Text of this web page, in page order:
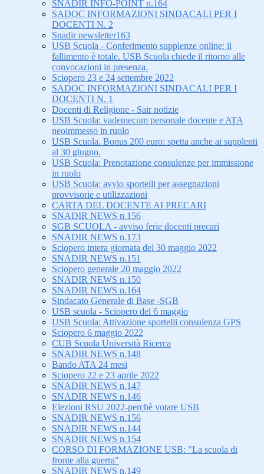
SNADIR INFO-POINT n.164
SADOC INFORMAZIONI SINDACALI PER I
DOCENTI N. 2
Snadir newsletter163
USB Scuola - Conferimento supplenze online: il
fallimento è totale. USB Scuola chiede il ritorno alle
convocazioni in presenza.
Sciopero 23 e 24 settembre 2022
SADOC INFORMAZIONI SINDACALI PER I
DOCENTI N. 1
Docenti di Religione - Sair notizie
USB Scuola: vademecum personale docente e ATA
neoimmesso in ruolo
USB Scuola. Bonus 200 euro: spetta anche ai supplenti
al 30 giugno.
USB Scuola: Prenotazione consulenze per immissione
in ruolo
USB Scuola: avvio sportelli per assegnazioni
provvisorie e utilizzazioni
CARTA DEL DOCENTE AI PRECARI
SNADIR NEWS n.156
SGB SCUOLA - avviso ferie docenti precari
SNADIR NEWS n.173
Sciopero intera giornata del 30 maggio 2022
SNADIR NEWS n.151
Sciopero generale 20 maggio 2022
SNADIR NEWS n.150
SNADIR NEWS n.164
Sindacato Generale di Base -SGB
USB scuola - Sciopero del 6 maggio
USB Scuola: Attivazione sportelli consulenza GPS
Sciopero 6 maggio 2022
CUB Scuola Università Ricerca
SNADIR NEWS n.148
Bando ATA 24 mesi
Sciopero 22 e 23 aprile 2022
SNADIR NEWS n.147
SNADIR NEWS n.146
Elezioni RSU 2022-perchè votare USB
SNADIR NEWS n.156
SNADIR NEWS n.144
SNADIR NEWS n.154
CORSO DI FORMAZIONE USB: "La scuola di
fronte alla guerra"
SNADIR NEWS n.149